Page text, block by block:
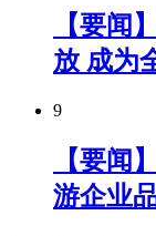
【要闻
放 成为
9
【要闻
游企业